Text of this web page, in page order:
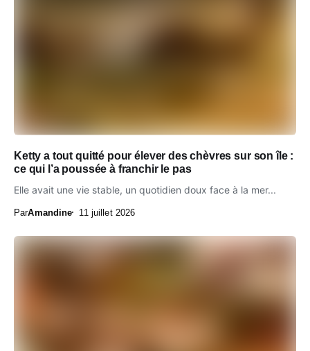
Ketty a tout quitté pour élever des chèvres sur son île :
ce qui l’a poussée à franchir le pas
Elle avait une vie stable, un quotidien doux face à la mer...
ParAmandine 11 juillet 2026